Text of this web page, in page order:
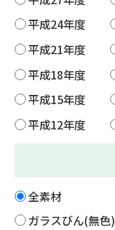
平成24年度
平成21年度
平成18年度
平成15年度
平成12年度
全素材
ガラスびん(無色)